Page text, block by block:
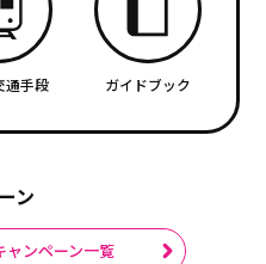
通手段 ガイドブック
ン
ャンペーン一覧